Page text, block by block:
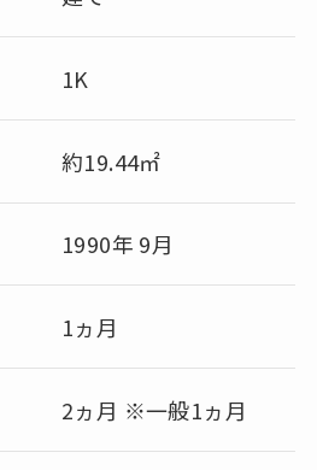
1K
約19.44㎡
1990年 9月
1ヵ月
2ヵ月 ※一般1ヵ月